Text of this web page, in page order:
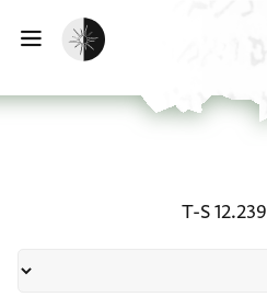
تفعيل الوضع المظلم
T-S 12.239